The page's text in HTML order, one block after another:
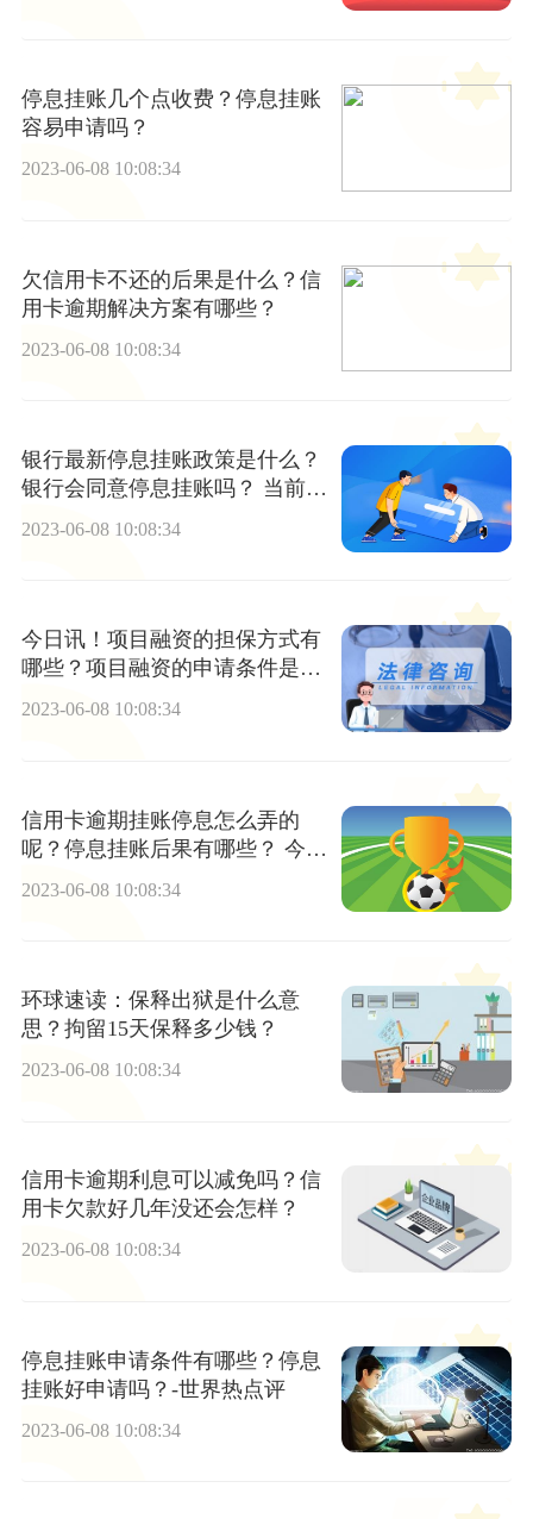
停息挂账几个点收费？停息挂账
容易申请吗？
2023-06-08 10:08:34
欠信用卡不还的后果是什么？信
用卡逾期解决方案有哪些？
2023-06-08 10:08:34
银行最新停息挂账政策是什么？
银行会同意停息挂账吗？ 当前头
2023-06-08 10:08:34
今日讯！项目融资的担保方式有
哪些？项目融资的申请条件是什
么？
2023-06-08 10:08:34
信用卡逾期挂账停息怎么弄的
呢？停息挂账后果有哪些？ 今日
2023-06-08 10:08:34
环球速读：保释出狱是什么意
思？拘留15天保释多少钱？
2023-06-08 10:08:34
信用卡逾期利息可以减免吗？信
用卡欠款好几年没还会怎样？
2023-06-08 10:08:34
停息挂账申请条件有哪些？停息
挂账好申请吗？-世界热点评
2023-06-08 10:08:34